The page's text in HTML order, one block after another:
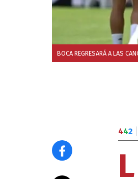
BOCA REGRESARÁ A LAS
442
L